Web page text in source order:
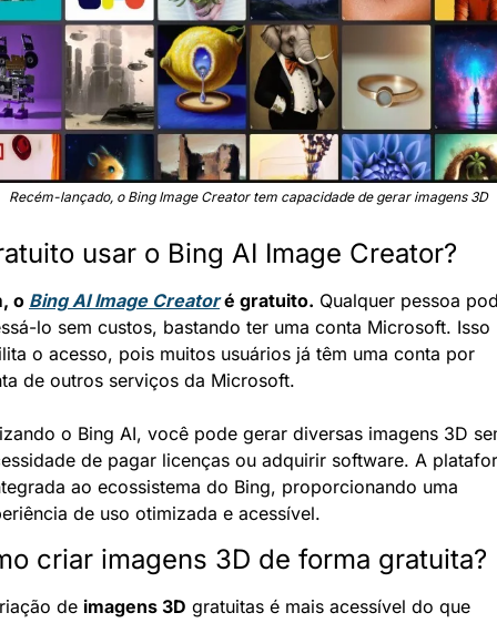
Recém-lançado, o Bing Image Creator tem capacidade de gerar imagens 3D
usar o Bing AI Image Creator?
o Bing AI Image Creator é gratuito. Qualquer pessoa
lo sem custos, bastando ter uma conta Microsoft. Isso
o acesso, pois muitos usuários já têm uma conta por
de outros serviços da Microsoft.
o Bing AI, você pode gerar diversas imagens 3D
de pagar licenças ou adquirir software. A
ao ecossistema do Bing, proporcionando uma
de uso otimizada e acessível.
criar imagens 3D de forma gratuita?
de imagens 3D gratuitas é mais acessível do que